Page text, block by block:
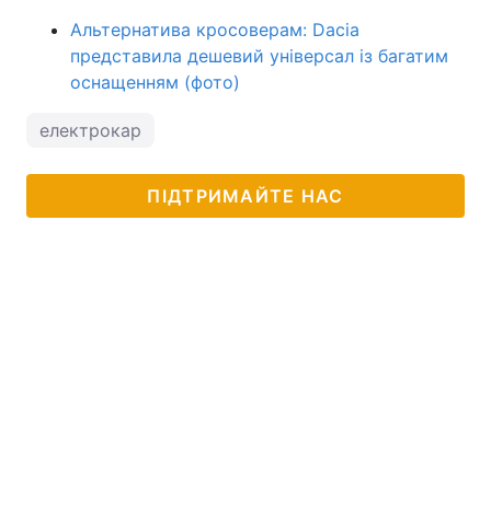
Альтернатива кросоверам: Dacia
представила дешевий універсал із багатим
оснащенням (фото)
електрокар
ПІДТРИМАЙТЕ НАС